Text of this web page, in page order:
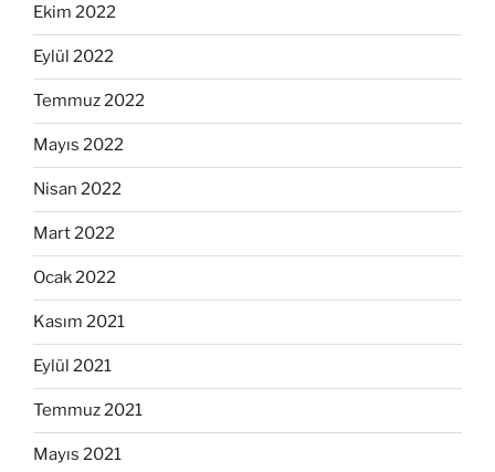
Ekim 2022
Eylül 2022
Temmuz 2022
Mayıs 2022
Nisan 2022
Mart 2022
Ocak 2022
Kasım 2021
Eylül 2021
Temmuz 2021
Mayıs 2021